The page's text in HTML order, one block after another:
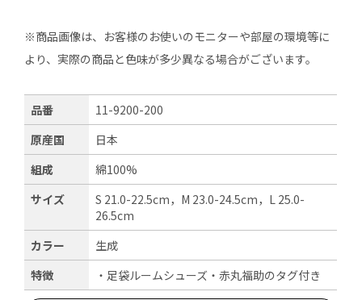
※商品画像は、お客様のお使いのモニターや部屋の環境等に
より、実際の商品と色味が多少異なる場合がございます。
品番
11-9200-200
原産国
日本
組成
綿100%
サイズ
S 21.0-22.5cm，M 23.0-24.5cm，L 25.0-
26.5cm
カラー
生成
特徴
・足袋ルームシューズ・赤丸福助のタグ付き